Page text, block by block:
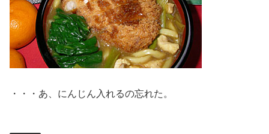
・・・あ、にんじん入れるの忘れた。